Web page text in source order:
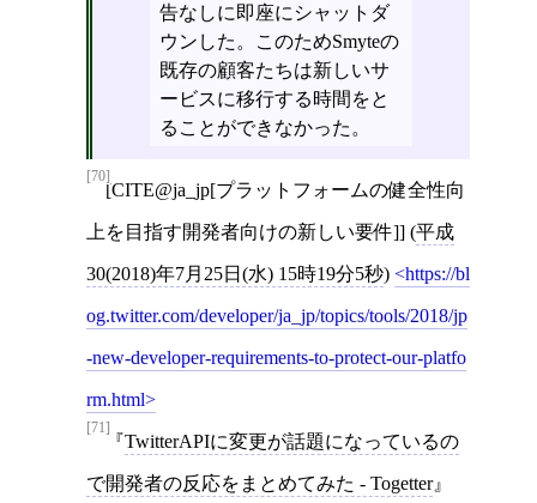
告なしに即座にシャットダ
ウンした。このためSmyteの
既存の顧客たちは新しいサ
ービスに移行する時間をと
ることができなかった。
[70]
[CITE@ja_jp[プラットフォームの健全性向
上を目指す開発者向けの新しい要件]] (平成
30(2018)年7月25日(水) 15時19分5秒) https://bl
og.twitter.com/developer/ja_jp/topics/tools/2018/jp
-new-developer-requirements-to-protect-our-platfo
rm.html
[71]
TwitterAPIに変更が話題になっているの
で開発者の反応をまとめてみた - Togetter